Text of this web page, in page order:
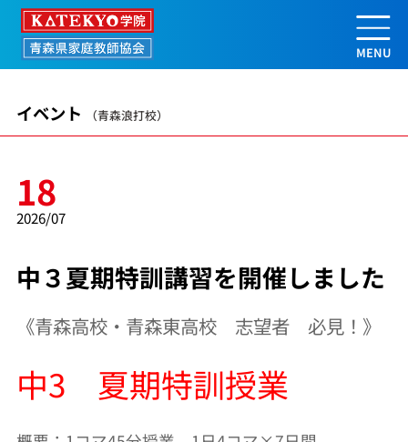
中３夏期特訓講習を開催しました |
イベント （青森浪打校）
18
2026/07
中３夏期特訓講習を開催しました
《青森高校・青森東高校 志望者 必見！》
中3 夏期特訓授業